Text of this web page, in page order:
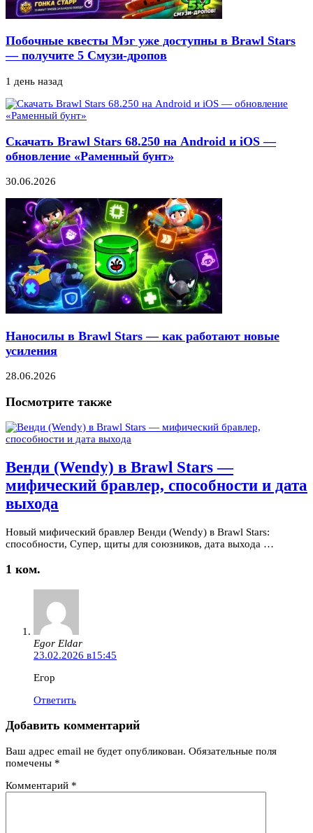
Побочные квесты Мэг уже доступны в Brawl Stars
— получите 5 Смузи-дропов
1 день назад
Скачать Brawl Stars 68.250 на Android и iOS —
обновление «Раменный бунт»
30.06.2026
Наносилы в Brawl Stars — как работают новые
усиления
28.06.2026
Посмотрите также
Венди (Wendy) в Brawl Stars —
мифический бравлер, способности и дата
выхода
Новый мифический бравлер Венди (Wendy) в Brawl Stars:
способности, Супер, щиты для союзников, дата выхода …
1 ком.
Egor Eldar
23.02.2026 в15:45
Егор
Ответить
Добавить комментарий
Ваш адрес email не будет опубликован. Обязательные поля
помечены *
Комментарий *